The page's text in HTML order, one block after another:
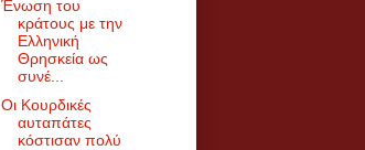
Ένωση του
κράτους με την
Ελληνική
Θρησκεία ως
συνέ...
Οι Κουρδικές
αυταπάτες
κόστισαν πολύ